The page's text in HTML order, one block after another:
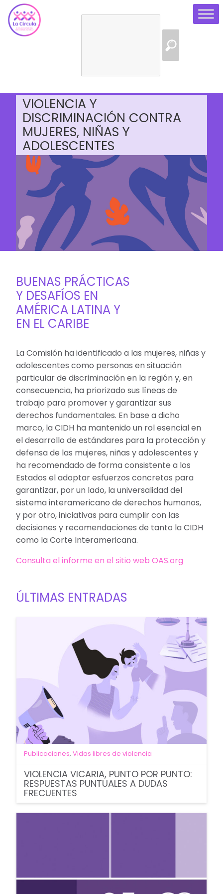
VIOLENCIA Y
DISCRIMINACIÓN CONTRA
MUJERES, NIÑAS Y
ADOLESCENTES
BUENAS PRÁCTICAS
Y DESAFÍOS EN
AMÉRICA LATINA Y
EN EL CARIBE
La Comisión ha identificado a las mujeres, niñas y
adolescentes como personas en situación
particular de discriminación en la región y, en
consecuencia, ha priorizado sus líneas de
trabajo para promover y garantizar sus
derechos fundamentales. En base a dicho
marco, la CIDH ha mantenido un rol esencial en
el desarrollo de estándares para la protección y
defensa de las mujeres, niñas y adolescentes y
ha recomendado de forma consistente a los
Estados el adoptar esfuerzos concretos para
garantizar, por un lado, la universalidad del
sistema interamericano de derechos humanos,
y por otro, iniciativas para cumplir con las
decisiones y recomendaciones de tanto la CIDH
como la Corte Interamericana.
Consulta el informe en el sitio web OAS.org
ÚLTIMAS ENTRADAS
Publicaciones, Vidas libres de violencia
VIOLENCIA VICARIA, PUNTO POR PUNTO:
RESPUESTAS PUNTUALES A DUDAS
FRECUENTES